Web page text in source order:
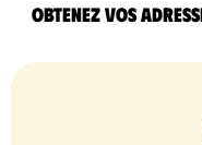
Obtenez vos